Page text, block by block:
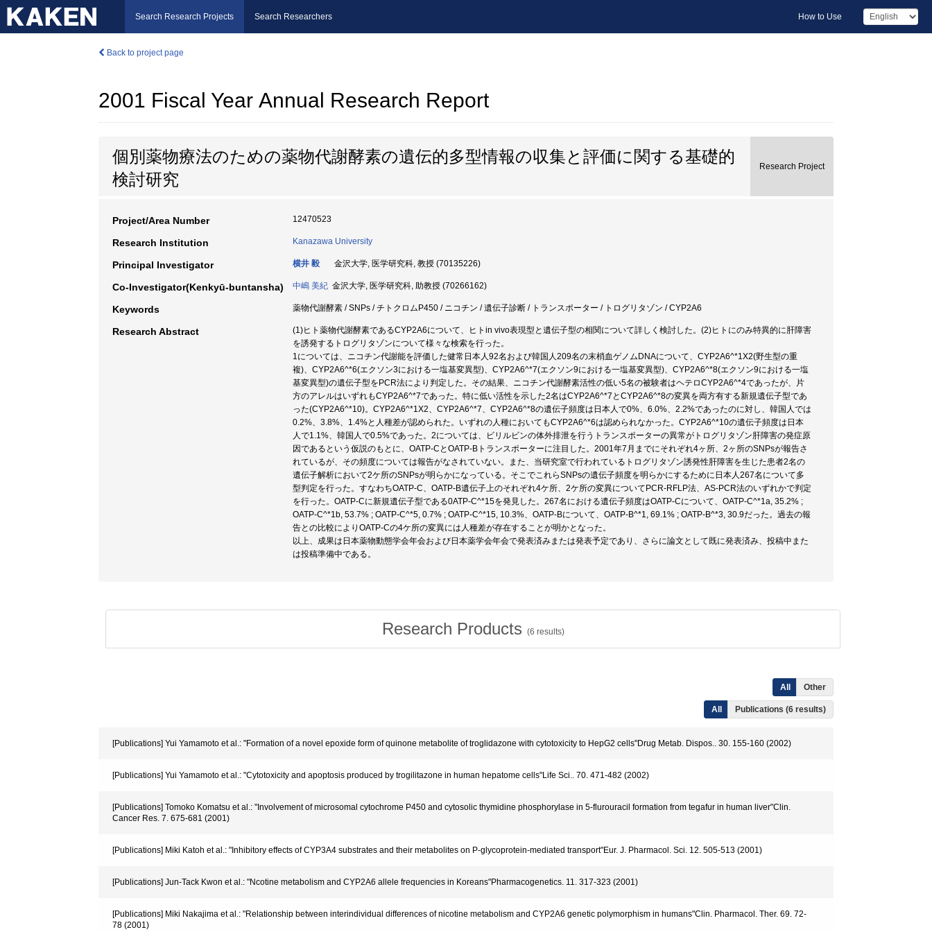
Search Research Projects Search Researchers How to Use
Back to project page
2001 Fiscal Year Annual Research Report
個別薬物療法のための薬物代謝酵素の遺伝的多型情報の収集と評価に関する基礎的
検討研究
Research Project
Project/Area Number 12470523
Research Institution Kanazawa University
Principal Investigator 横井 毅 金沢大学, 医学研究科, 教授 (70135226)
Co-Investigator(Kenkyū-buntansha) 中嶋 美紀 金沢大学, 医学研究科, 助教授 (70266162)
Keywords 薬物代謝酵素 / SNPs / チトクロムP450 / ニコチン / 遺伝子診断 / トランスポーター / トログリタゾン / CYP2A6
Research Abstract
(1)ヒト薬物代謝酵素であるCYP2A6について、ヒトin vivo表現型と遺伝子型の相関について詳しく検討した。(2)ヒトにのみ特異的に肝障害
を誘発するトログリタゾンについて様々な検索を行った。
1については、ニコチン代謝能を評価した健常日本人92名および韓国人209名の末梢血ゲノムDNAについて、CYP2A6^*1X2(野生型の重
複)、CYP2A6^*6(エクソン3における一塩基変異型)、CYP2A6^*7(エクソン9における一塩基変異型)、CYP2A6^*8(エクソン9における一塩
基変異型)の遺伝子型をPCR法により判定した。その結果、ニコチン代謝酵素活性の低い5名の被験者はヘテロCYP2A6^*4であったが、片
方のアレルはいずれもCYP2A6^*7であった。特に低い活性を示した2名はCYP2A6^*7とCYP2A6^*8の変異を両方有する新規遺伝子型であ
った(CYP2A6^*10)。CYP2A6^*1X2、CYP2A6^*7、CYP2A6^*8の遺伝子頻度は日本人で0%、6.0%、2.2%であったのに対し、韓国人では
0.2%、3.8%、1.4%と人種差が認められた。いずれの人種においてもCYP2A6^*6は認められなかった。CYP2A6^*10の遺伝子頻度は日本
人で1.1%、韓国人で0.5%であった。2については、ビリルビンの体外排泄を行うトランスポーターの異常がトログリタゾン肝障害の発症原
因であるという仮説のもとに、OATP-CとOATP-Bトランスポーターに注目した。2001年7月までにそれぞれ4ヶ所、2ヶ所のSNPsが報告さ
れているが、その頻度については報告がなされていない。また、当研究室で行われているトログリタゾン誘発性肝障害を生じた患者2名の
遺伝子解析において2ケ所のSNPsが明らかになっている。そこでこれらSNPsの遺伝子頻度を明らかにするために日本人267名について多
型判定を行った。すなわちOATP-C、OATP-B遺伝子上のそれぞれ4ケ所、2ケ所の変異についてPCR-RFLP法、AS-PCR法のいずれかで判定
を行った。OATP-Cに新規遺伝子型である0ATP-C^*15を発見した。267名における遺伝子頻度はOATP-Cについて、OATP-C^*1a, 35.2% ;
OATP-C^*1b, 53.7% ; OATP-C^*5, 0.7% ; OATP-C^*15, 10.3%、OATP-Bについて、OATP-B^*1, 69.1% ; OATP-B^*3, 30.9だった。過去の報
告との比較によりOATP-Cの4ケ所の変異には人種差が存在することが明かとなった。
以上、成果は日本薬物動態学会年会および日本薬学会年会で発表済みまたは発表予定であり、さらに論文として既に発表済み、投稿中また
は投稿準備中である。
Research Products (6 results)
All Other
All Publications (6 results)
[Publications] Yui Yamamoto et al.: "Formation of a novel epoxide form of quinone metabolite of troglidazone with cytotoxicity to HepG2 cells"Drug Metab. Dispos.. 30. 155-160 (2002)
[Publications] Yui Yamamoto et al.: "Cytotoxicity and apoptosis produced by trogilitazone in human hepatome cells"Life Sci.. 70. 471-482 (2002)
[Publications] Tomoko Komatsu et al.: "Involvement of microsomal cytochrome P450 and cytosolic thymidine phosphorylase in 5-flurouracil formation from tegafur in human liver"Clin.
Cancer Res. 7. 675-681 (2001)
[Publications] Miki Katoh et al.: "Inhibitory effects of CYP3A4 substrates and their metabolites on P-glycoprotein-mediated transport"Eur. J. Pharmacol. Sci. 12. 505-513 (2001)
[Publications] Jun-Tack Kwon et al.: "Ncotine metabolism and CYP2A6 allele frequencies in Koreans"Pharmacogenetics. 11. 317-323 (2001)
[Publications] Miki Nakajima et al.: "Relationship between interindividual differences of nicotine metabolism and CYP2A6 genetic polymorphism in humans"Clin. Pharmacol. Ther. 69. 72-
78 (2001)